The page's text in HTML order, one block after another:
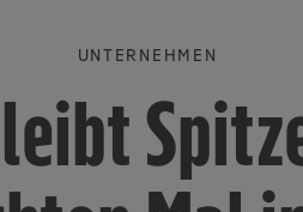
UNTERNEHMEN